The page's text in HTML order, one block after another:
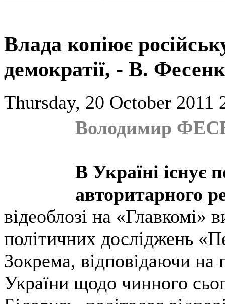
Влада копіює
демократії, - В.
Thursday, 20 October 2011
Володимир
В Україні існує
авторитарного
відеоблозі на «Главкомі»
політичних досліджень
Зокрема, відповідаючи на
України щодо чинного